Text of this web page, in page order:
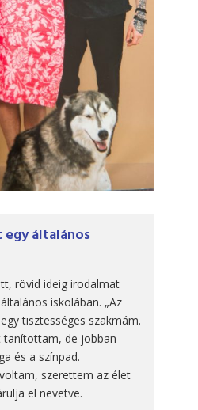
általános
rövid ideig irodalmat
iskolában. „Az
tisztességes szakmám.
de jobban
és a színpad.
szerettem az élet
el nevetve.